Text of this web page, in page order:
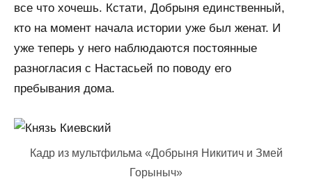
все что хочешь. Кстати, Добрыня единственный,
кто на момент начала истории уже был женат. И
уже теперь у него наблюдаются постоянные
разногласия с Настасьей по поводу его
пребывания дома.
Кадр из мультфильма «Добрыня Никитич и Змей
Горыныч»